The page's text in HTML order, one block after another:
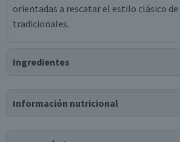
orientadas a rescatar el estilo clásico de
tradicionales.
Ingredientes
Información nutricional